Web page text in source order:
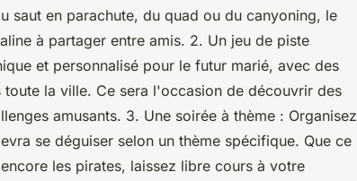
saut en parachute, du quad ou du canyoning, le
à partager entre amis. 2. Un jeu de piste
et personnalisé pour le futur marié, avec des
la ville. Ce sera l'occasion de découvrir des
amusants. 3. Une soirée à thème : Organisez
se déguiser selon un thème spécifique. Que ce
les pirates, laissez libre cours à votre